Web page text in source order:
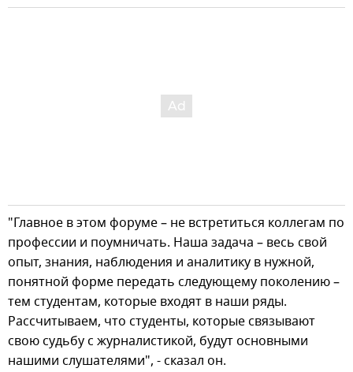
"Главное в этом форуме – не встретиться коллегам по
профессии и поумничать. Наша задача – весь свой
опыт, знания, наблюдения и аналитику в нужной,
понятной форме передать следующему поколению –
тем студентам, которые входят в наши ряды.
Рассчитываем, что студенты, которые связывают
свою судьбу с журналистикой, будут основными
нашими слушателями", - сказал он.